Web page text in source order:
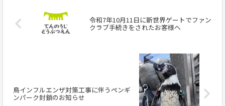
令和7年10月11日に新世界ゲートでファン
クラブ手続きをされたお客様へ
鳥インフルエンザ対策工事に伴うペンギ
ンパーク封鎖のお知らせ